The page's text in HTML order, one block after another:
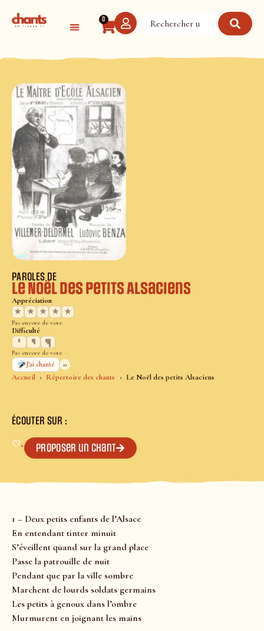
0
Accueil Répertoire des chants Le Noël des petits Alsaciens
PAROLES DE
Le Noël des petits Alsaciens
Appréciation
★
★ ★ ★ ★
Pas encore de vote
Difficulté
Pas encore de vote
J’ai chanté
0
ÉCOUTER SUR :
♡+ Proposer un chant
1 – Deux petits enfants de l’Alsace
En entendant tinter minuit
S’éveillent quand sur la grand place
Passe la patrouille de nuit
Pendant que par la ville sombre
Marchent de lourds soldats germains
Les petits à genoux dans l’ombre
Murmurent en joignant les mains